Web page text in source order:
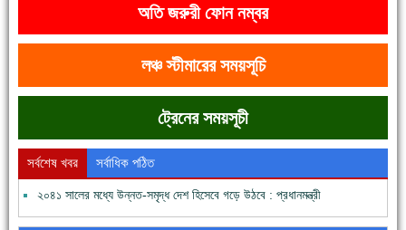
দেশে রাস্তাঘাটসহ অনেক কিছুই হয়েছে, বাড়েনি কর্মসংস্থান
ফরিদগঞ্জের ভূমিহীন ২০ পরিবার আজ নিজের পাকা ঘরে উঠছে
অতি জরুরী ফোন নম্বর
লঞ্চ স্টীমারের সময়সূচি
ট্রেনের সময়সূচী
সর্বশেষ খবর সর্বাধিক পঠিত
২০৪১ সালের মধ্যে উন্নত-সমৃদ্ধ দেশ হিসেবে গড়ে উঠবে : প্রধানমন্ত্রী